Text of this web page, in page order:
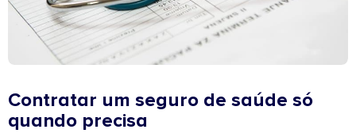
Contratar um seguro de saúde só
quando precisa